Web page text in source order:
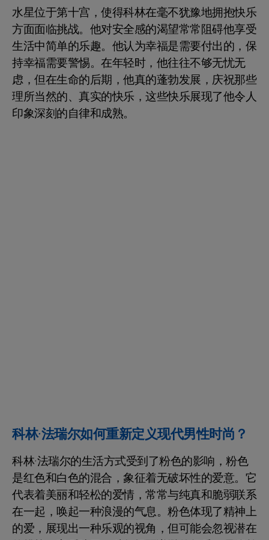
水星位于第十宫，使得科林在毫不犹豫地拥抱快乐
方面面临挑战。他对安全感的渴望常常阻碍他享受
生活中简单的乐趣。他认为幸福是需要付出的，保
持幸福需要警惕。在年轻时，他往往不够无忧无
虑，但在生命的后期，他真的蓬勃发展，庆祝那些
理所当然的、真实的快乐，这些快乐展现了他令人
印象深刻的自律和成熟。
科林·法瑞尔如何重新定义现代男性时尚？
科林·法瑞尔的生活方式受到了粉色的影响，粉色
是红色和白色的混合，象征着无破坏性的爱意。它
代表着美丽和轻松的爱情，常常与纯真和脆弱联系
在一起，唤起一种浪漫的气息。粉色体现了精神上
的爱，展现出一种乐观的视角，但可能会忽视潜在